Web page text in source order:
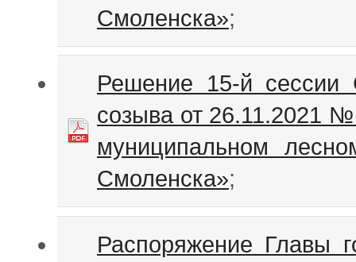
Смоленска»;
Решение 15-й сессии
созыва от 26.11.2021
муниципальном
Смоленска»;
Распоряжение Главы